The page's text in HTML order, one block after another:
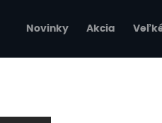
Novinky Akcia